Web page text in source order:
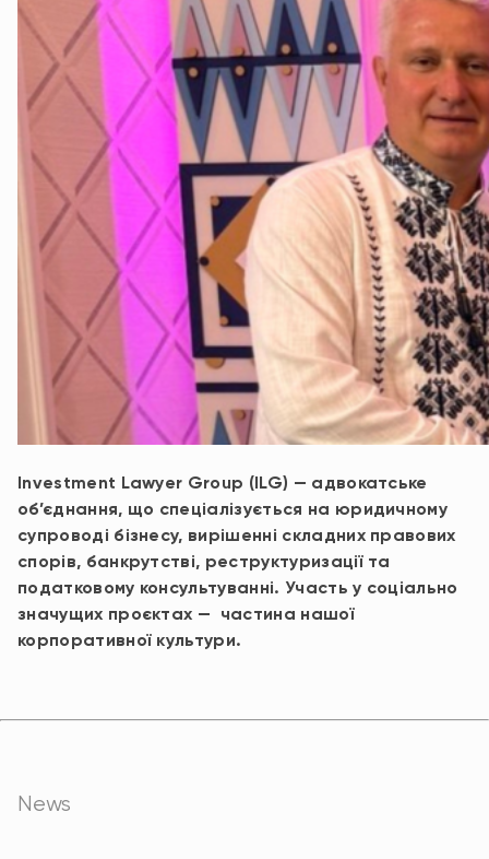
Investment Lawyer Group (ILG) — адвокатське
об’єднання, що спеціалізується на юридичному
супроводі бізнесу, вирішенні складних правових
спорів, банкрутстві, реструктуризації та
податковому консультуванні. Участь у соціально
значущих проєктах — частина нашої
корпоративної культури.
News